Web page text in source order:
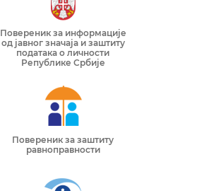
Повереник за информације
од јавног значаја и заштиту
података о личности
Републике Србије
Повереник за заштиту
равноправности